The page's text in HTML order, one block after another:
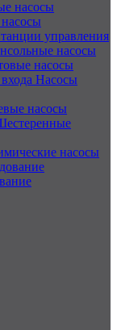
управления
насосы
насосы
Насосы
насосы
насосы